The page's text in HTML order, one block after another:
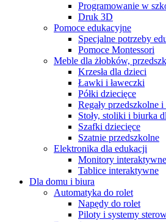
Programowanie w
Druk 3D
Pomoce edukacyjne
Specjalne potrzeby
Pomoce Montessori
Meble dla żłobków,
Krzesła dla dzieci
Ławki i ławeczki
Półki dziecięce
Regały przedszkolne
Stoły, stoliki i biurka
Szafki dziecięce
Szatnie przedszkolne
Elektronika dla edukacji
Monitory interaktywne
Tablice interaktywne
Dla domu i biura
Automatyka do rolet
Napędy do rolet
Piloty i systemy